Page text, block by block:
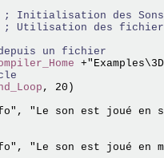
; Initialisation des Sons
; Utilisation des
un fichier
, 20)
"Le son est joué en
"Le son est joué en